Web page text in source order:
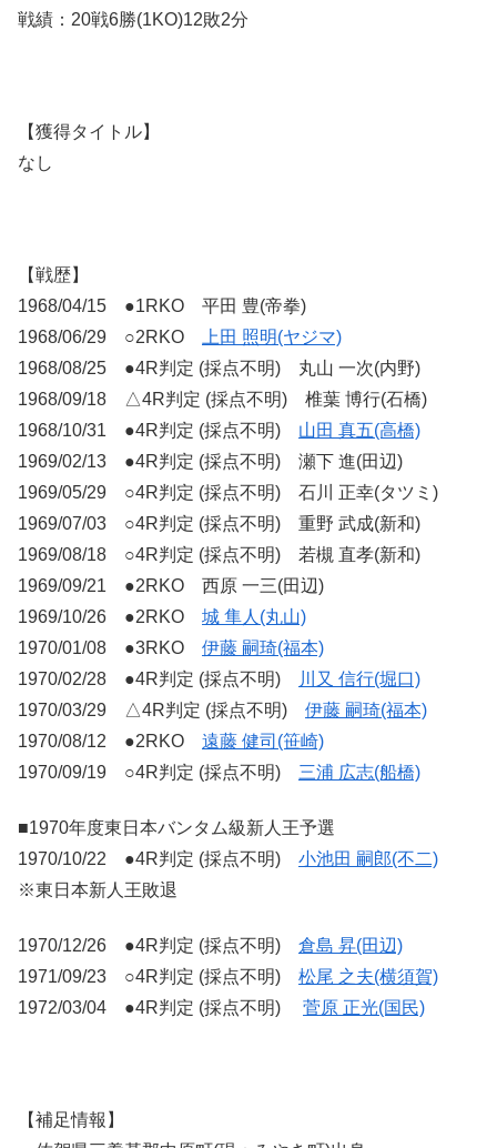
戦績： 20戦6勝(1KO)12敗2分
【獲得タイトル】
なし
【戦歴】
1968/04/15 ●1RKO 平田 豊(帝拳)
1968/06/29 ○2RKO
上田 照明(ヤジマ)
1968/08/25 ●4R判定 (採点不明) 丸山 一次(内野)
1968/09/18 △4R判定 (採点不明) 椎葉 博行(石橋)
1968/10/31 ●4R判定 (採点不明) 山田 真五(高橋)
1969/02/13 ●4R判定 (採点不明) 瀬下 進(田辺)
1969/05/29 ○4R判定 (採点不明) 石川 正幸(タツミ)
1969/07/03 ○4R判定 (採点不明) 重野 武成(新和)
1969/08/18 ○4R判定 (採点不明) 若槻 直孝(新和)
1969/09/21 ●2RKO 西原 一三(田辺)
1969/10/26 ●2RKO 城 隼人(丸山)
1970/01/08 ●3RKO 伊藤 嗣琦(福本)
1970/02/28 ●4R判定 (採点不明)
川又 信行(堀口)
1970/03/29 △4R判定 (採点不明) 伊藤 嗣琦(福本)
1970/08/12 ●2RKO 遠藤 健司(笹崎)
1970/09/19 ○4R判定 (採点不明) 三浦 広志(船橋)
■1970年度東日本バンタム級新人王予選
1970/10/22 ●4R判定 (採点不明) 小池田 嗣郎(不二)
※東日本新人王敗退
1970/12/26 ●4R判定 (採点不明) 倉島 昇(田辺)
1971/09/23 ○4R判定 (採点不明)
松尾 之夫(横須賀)
1972/03/04 ●4R判定 (採点不明) 菅原 正光(国民)
【補足情報】